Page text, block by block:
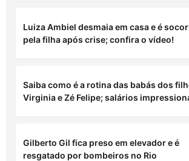
Luiza Ambiel desmaia em casa e é
pela filha após crise; confira o vídeo!
Saiba como é a rotina das babás dos
Virginia e Zé Felipe; salários
Gilberto Gil fica preso em elevador e é
resgatado por bombeiros no Rio